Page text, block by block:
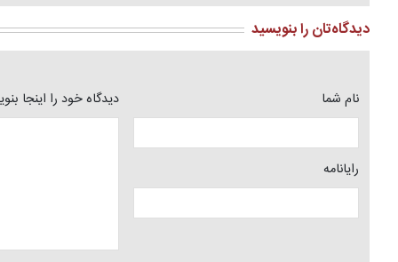
دیدگاه‌تان را بنویسید
نام شما
رایانامه
دیدگاه خود را اینجا